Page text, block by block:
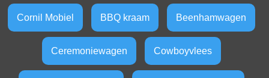
Cornil Mobiel BBQ kraam Beenhamwagen
Ceremoniewagen Cowboyvlees